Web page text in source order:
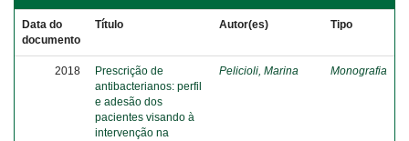
Data do
documento
Título Autor(es) Tipo
2018
Prescrição de
antibacterianos: perfil
e adesão dos
pacientes visando à
intervenção na
Pelicioli, Marina Monografia